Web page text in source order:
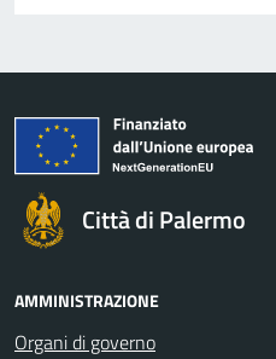
Città di Palermo
AMMINISTRAZIONE
Organi di governo